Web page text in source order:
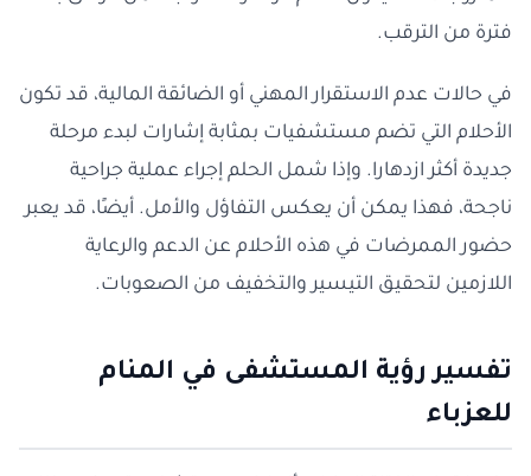
فترة من الترقب.
في حالات عدم الاستقرار المهني أو الضائقة المالية، قد تكون
الأحلام التي تضم مستشفيات بمثابة إشارات لبدء مرحلة
جديدة أكثر ازدهارا. وإذا شمل الحلم إجراء عملية جراحية
ناجحة، فهذا يمكن أن يعكس التفاؤل والأمل. أيضًا، قد يعبر
حضور الممرضات في هذه الأحلام عن الدعم والرعاية
اللازمين لتحقيق التيسير والتخفيف من الصعوبات.
تفسير رؤية المستشفى في المنام
للعزباء